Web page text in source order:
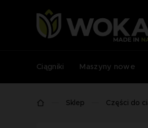
Ciągniki Maszyny nowe
Sklep Części do